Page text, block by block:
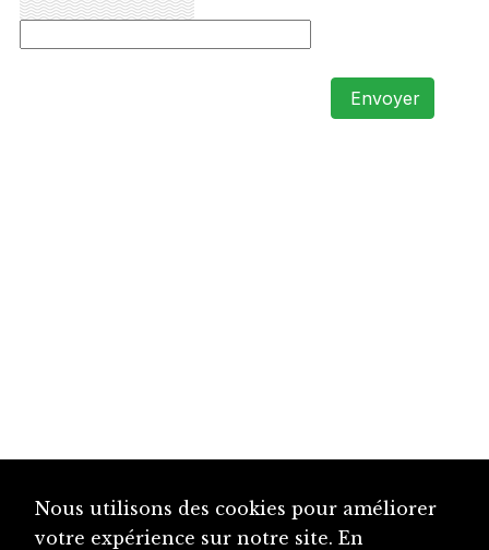
Envoyer
Nous utilisons des cookies pour améliorer
votre expérience sur notre site. En